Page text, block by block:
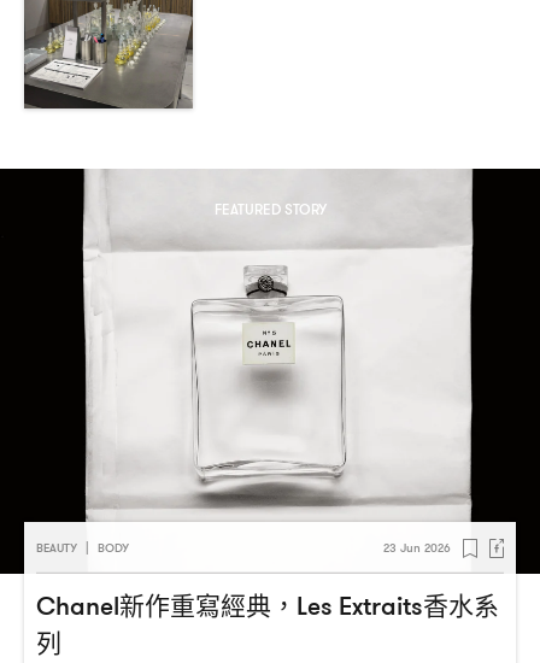
FEATURED STORY
BEAUTY BODY 23 Jun 2026
Chanel新作重寫經典 ，Les Extraits香水系
列